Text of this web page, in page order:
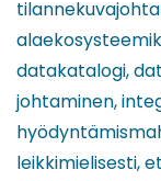
datakatalogi,
johtaminen,
leikkimielisesti,